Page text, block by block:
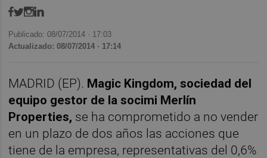
Publicado: 08/07/2014 · 17:03
Actualizado: 08/07/2014 · 17:14
MADRID (EP). Magic Kingdom, sociedad del
equipo gestor de la socimi Merlín
Properties, se ha comprometido a no vender
en un plazo de dos años las acciones que
tiene de la empresa, representativas del 0,6%